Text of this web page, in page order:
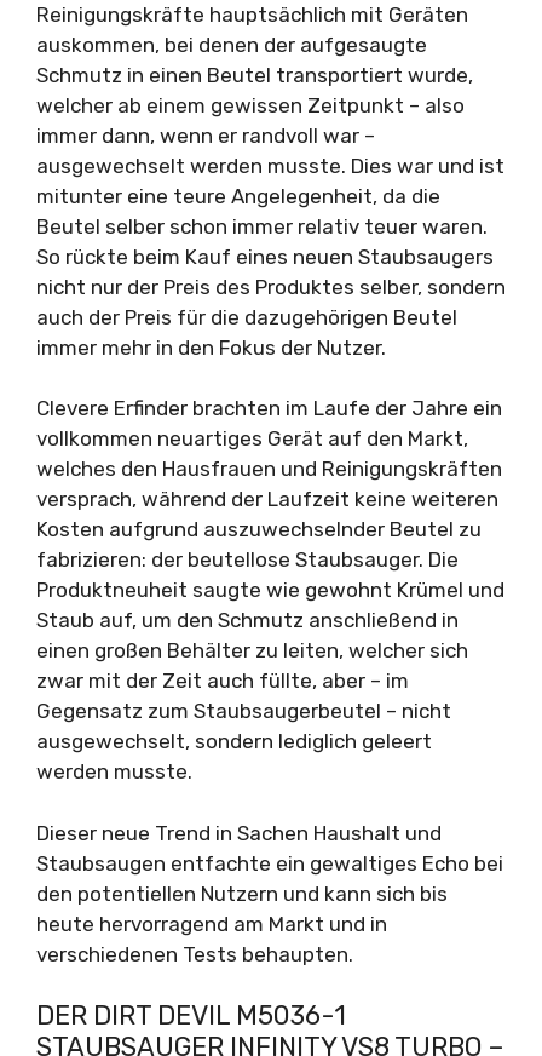
Reinigungskräfte hauptsächlich mit Geräten
auskommen, bei denen der aufgesaugte
Schmutz in einen Beutel transportiert wurde,
welcher ab einem gewissen Zeitpunkt – also
immer dann, wenn er randvoll war –
ausgewechselt werden musste. Dies war und ist
mitunter eine teure Angelegenheit, da die
Beutel selber schon immer relativ teuer waren.
So rückte beim Kauf eines neuen Staubsaugers
nicht nur der Preis des Produktes selber, sondern
auch der Preis für die dazugehörigen Beutel
immer mehr in den Fokus der Nutzer.
Clevere Erfinder brachten im Laufe der Jahre ein
vollkommen neuartiges Gerät auf den Markt,
welches den Hausfrauen und Reinigungskräften
versprach, während der Laufzeit keine weiteren
Kosten aufgrund auszuwechselnder Beutel zu
fabrizieren: der beutellose Staubsauger. Die
Produktneuheit saugte wie gewohnt Krümel und
Staub auf, um den Schmutz anschließend in
einen großen Behälter zu leiten, welcher sich
zwar mit der Zeit auch füllte, aber – im
Gegensatz zum Staubsaugerbeutel – nicht
ausgewechselt, sondern lediglich geleert
werden musste.
Dieser neue Trend in Sachen Haushalt und
Staubsaugen entfachte ein gewaltiges Echo bei
den potentiellen Nutzern und kann sich bis
heute hervorragend am Markt und in
verschiedenen Tests behaupten.
DER DIRT DEVIL M5036-1
STAUBSAUGER INFINITY VS8 TURBO –